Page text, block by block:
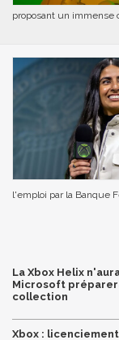
proposant un immense
l'emploi par la Banque
La Xbox Helix
Microsoft
collection
Xbox :